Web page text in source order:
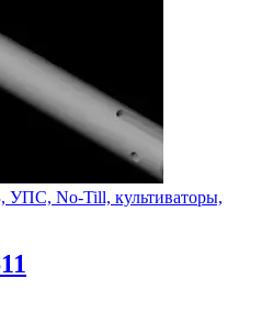
УПС, No-Till, культиваторы,